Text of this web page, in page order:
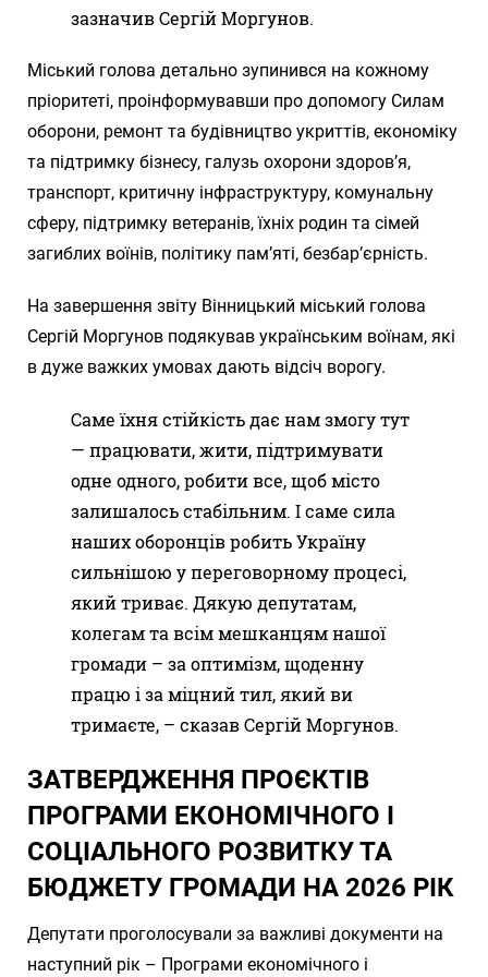
зазначив Сергій Моргунов.
Міський голова детально зупинився на кожному
пріоритеті, проінформувавши про допомогу Силам
оборони, ремонт та будівництво укриттів, економіку
та підтримку бізнесу, галузь охорони здоров’я,
транспорт, критичну інфраструктуру, комунальну
сферу, підтримку ветеранів, їхніх родин та сімей
загиблих воїнів, політику пам’яті, безбар’єрність.
На завершення звіту Вінницький міський голова
Сергій Моргунов подякував українським воїнам, які
в дуже важких умовах дають відсіч ворогу.
Саме їхня стійкість дає нам змогу тут
— працювати, жити, підтримувати
одне одного, робити все, щоб місто
залишалось стабільним. І саме сила
наших оборонців робить Україну
сильнішою у переговорному процесі,
який триває. Дякую депутатам,
колегам та всім мешканцям нашої
громади – за оптимізм, щоденну
працю і за міцний тил, який ви
тримаєте, – сказав Сергій Моргунов.
ЗАТВЕРДЖЕННЯ ПРОЄКТІВ
ПРОГРАМИ ЕКОНОМІЧНОГО І
СОЦІАЛЬНОГО РОЗВИТКУ ТА
БЮДЖЕТУ ГРОМАДИ НА 2026 РІК
Депутати проголосували за важливі документи на
наступний рік – Програми економічного і